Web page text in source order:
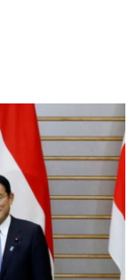
KHỨ VÀ HIỆN